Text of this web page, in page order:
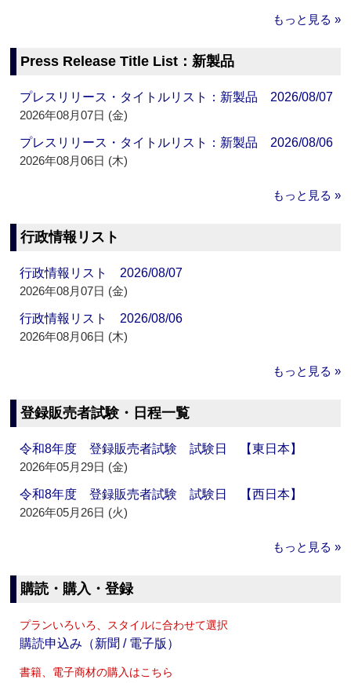
もっと見る »
Press Release Title List：新製品
プレスリリース・タイトルリスト：新製品 2026/08/07
2026年08月07日 (金)
プレスリリース・タイトルリスト：新製品 2026/08/06
2026年08月06日 (木)
もっと見る »
行政情報リスト
行政情報リスト 2026/08/07
2026年08月07日 (金)
行政情報リスト 2026/08/06
2026年08月06日 (木)
もっと見る »
登録販売者試験・日程一覧
令和8年度 登録販売者試験 試験日 【東日本】
2026年05月29日 (金)
令和8年度 登録販売者試験 試験日 【西日本】
2026年05月26日 (火)
もっと見る »
購読・購入・登録
プランいろいろ、スタイルに合わせて選択
購読申込み（新聞 / 電子版）
書籍、電子商材の購入はこちら